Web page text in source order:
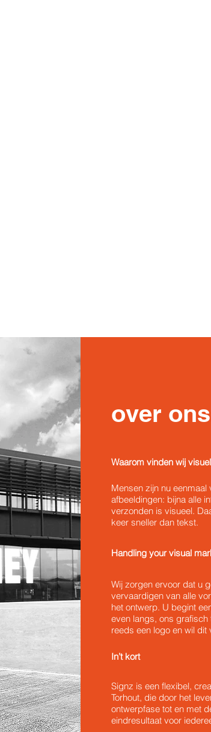
over
Waarom vinden wij
Mensen zijn nu
afbeeldingen: bijna alle
verzonden is visueel.
keer sneller dan tekst.
Handling your visual
Wij zorgen ervoor dat u
vervaardigen van alle
het ontwerp. U begint
even langs, ons
reeds een logo en wil
In’t kort
Signz is een flexibel,
Torhout, die door het
ontwerpfase tot en met
eindresultaat voor